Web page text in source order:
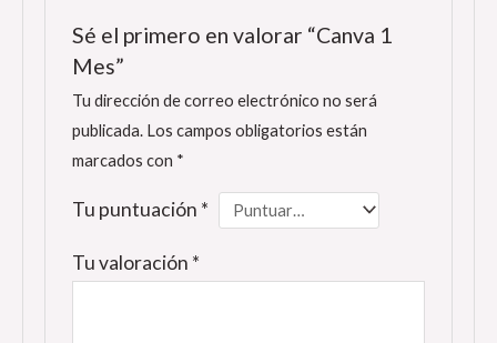
Sé el primero en valorar “Canva 1
Mes”
Tu dirección de correo electrónico no será
publicada. Los campos obligatorios están
marcados con *
Tu puntuación *
Tu valoración *